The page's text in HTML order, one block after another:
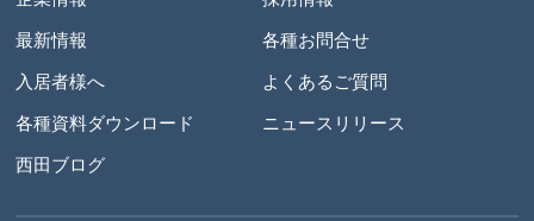
最新情報
各種お問合せ
入居者様へ
よくあるご質問
各種資料ダウンロード
ニュースリリース
西田ブログ